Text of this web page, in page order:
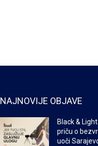
NAJNOVIJE OBJAVE
Black &
priču o
uoči